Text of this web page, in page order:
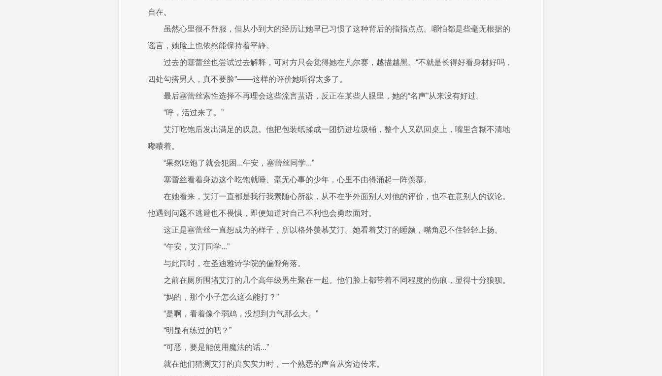
自在。
虽然心里很不舒服，但从小到大的经历让她早已习惯了这种背后的指指点点。哪怕都是些毫无根据的
谣言，她脸上也依然能保持着平静。
过去的塞蕾丝也尝试过去解释，可对方只会觉得她在凡尔赛，越描越黑。“不就是长得好看身材好吗，
四处勾搭男人，真不要脸”——这样的评价她听得太多了。
最后塞蕾丝索性选择不再理会这些流言蜚语，反正在某些人眼里，她的“名声”从来没有好过。
“呼，活过来了。”
艾汀吃饱后发出满足的叹息。他把包装纸揉成一团扔进垃圾桶，整个人又趴回桌上，嘴里含糊不清地
嘟囔着。
“果然吃饱了就会犯困...午安，塞蕾丝同学...”
塞蕾丝看着身边这个吃饱就睡、毫无心事的少年，心里不由得涌起一阵羡慕。
在她看来，艾汀一直都是我行我素随心所欲，从不在乎外面别人对他的评价，也不在意别人的议论。
他遇到问题不逃避也不畏惧，即便知道对自己不利也会勇敢面对。
这正是塞蕾丝一直想成为的样子，所以格外羡慕艾汀。她看着艾汀的睡颜，嘴角忍不住轻轻上扬。
“午安，艾汀同学...”
与此同时，在圣迪雅诗学院的偏僻角落。
之前在厕所围堵艾汀的几个高年级男生聚在一起。他们脸上都带着不同程度的伤痕，显得十分狼狈。
“妈的，那个小子怎么这么能打？”
“是啊，看着像个弱鸡，没想到力气那么大。”
“明显有练过的吧？”
“可恶，要是能使用魔法的话...”
就在他们猜测艾汀的真实实力时，一个熟悉的声音从旁边传来。